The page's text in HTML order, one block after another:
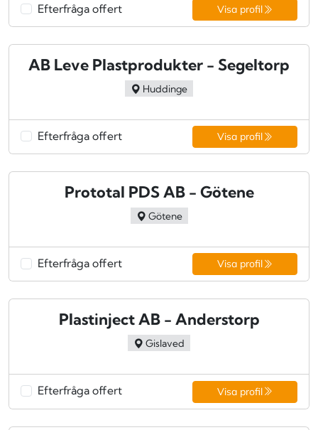
Efterfråga offert Visa profil
AB Leve Plastprodukter - Segeltorp
Huddinge
Efterfråga offert Visa profil
Prototal PDS AB - Götene
Götene
Efterfråga offert Visa profil
Plastinject AB - Anderstorp
Gislaved
Efterfråga offert Visa profil